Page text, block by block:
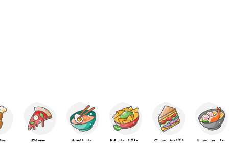
Pizza Azijska Meksička Sendviči Japanska